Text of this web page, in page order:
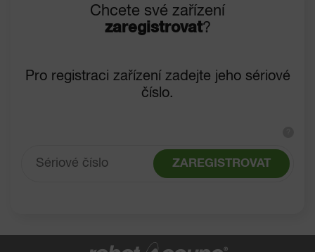
Chcete své zařízení
zaregistrovat?
Pro registraci zařízení zadejte jeho sériové
číslo.
ZAREGISTROVAT